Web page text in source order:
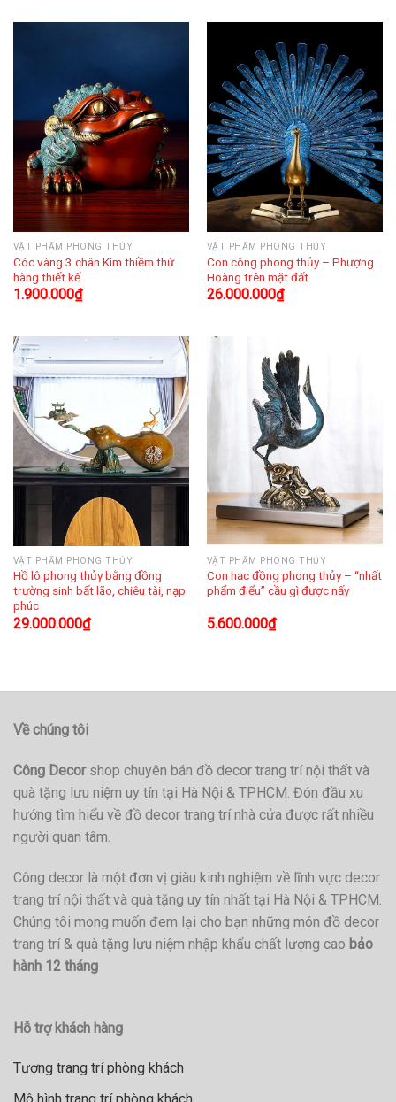
VẬT PHẨM PHONG THỦY
Cóc vàng 3 chân Kim thiềm thừ
hàng thiết kế
1.900.000₫
VẬT PHẨM PHONG THỦY
Con công phong thủy – Phượng
Hoàng trên mặt đất
26.000.000₫
VẬT PHẨM PHONG THỦY
Hồ lô phong thủy bằng đồng
trường sinh bất lão, chiêu tài, nạp
phúc
29.000.000₫
VẬT PHẨM PHONG THỦY
Con hạc đồng phong thủy – “nhất
phẩm điểu” cầu gì được nấy
5.600.000₫
Về chúng tôi
Công Decorshop chuyên bán đồ decor trang trí nội thất và
quà tặng lưu niệm uy tín tại Hà Nội & TPHCM. Đón đầu xu
hướng tìm hiểu về đồ decor trang trí nhà cửa được rất nhiều
người quan tâm.
Công decor là một đơn vị giàu kinh nghiệm về lĩnh vực decor
trang trí nội thất và quà tặng uy tín nhất tại Hà Nội & TPHCM.
Chúng tôi mong muốn đem lại cho bạn những món đồ decor
trang trí & quà tặng lưu niệm nhập khẩu chất lượng cao bảo
hành 12 tháng
Hỗ trợ khách hàng
Tượng trang trí phòng khách